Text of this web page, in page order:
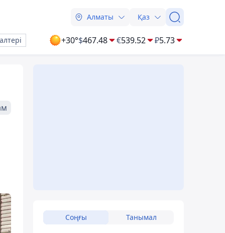
Алматы Қаз
+30°$467.48 €539.52 ₽5.73
Соңғы Танымал